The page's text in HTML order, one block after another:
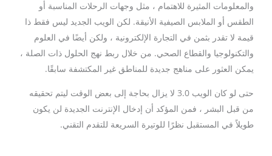
والمعلومات المثيرة للاهتمام ، مثل وجهات الرحلات المناسبة أو
الطقس أو الملابس الصيفية الأنيقة. لكن الويب الجديد ليس فقط ذا
قيمة لا تقدر بثمن في التجارة الإلكترونية ، ولكن أيضًا في العلوم
والتكنولوجيا والقطاع الصحي. من خلال ربط نهج الحلول ذات الصلة ،
يمكن العثور على مناهج جديدة للمناطق غير المكتشفة سابقًا.
حتى لو كان الويب 3.0 لا يزال بحاجة إلى بعض الوقت ليتم تحقيقه
من قبل البشر ، فمن المؤكد أن إدخال الإنترنت الجديدة لن يكون
طويلاً في المستقبل نظرًا للوتيرة السريعة للتقدم التقني.